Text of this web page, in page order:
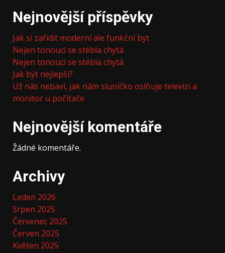
Nejnovější příspěvky
Jak si zařídit moderní ale funkční byt
Nejen tonoucí se stébla chytá
Nejen tonoucí se stébla chytá
Jak být nejlepší?
Už nás nebaví, jak nám sluníčko oslňuje televizi a
monitor u počítače
Nejnovější komentáře
Žádné komentáře.
Archivy
Leden 2026
Srpen 2025
Červenec 2025
Červen 2025
Květen 2025